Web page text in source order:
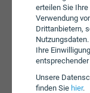
erteilen Sie
Verwendung
Drittanbietern,
Ihre
Unsere
finden Sie hier.